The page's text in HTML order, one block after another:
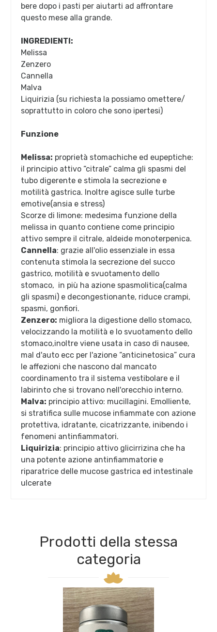
bere dopo i pasti per aiutarti ad affrontare
questo mese alla grande.
INGREDIENTI:
Melissa
Zenzero
Cannella
Malva
Liquirizia (su richiesta la possiamo omettere/
soprattutto in coloro che sono ipertesi)
Funzione
Melissa: proprietà stomachiche ed eupeptiche:
il principio attivo “citrale” calma gli spasmi del
tubo digerente e stimola la secrezione e
motilità gastrica. Inoltre agisce sulle turbe
emotive(ansia e stress)
Scorze di limone: medesima funzione della
melissa in quanto contiene come principio
attivo sempre il citrale, aldeide monoterpenica.
Cannella: grazie all'olio essenziale in essa
contenuta stimola la secrezione del succo
gastrico, motilità e svuotamento dello
stomaco, in più ha azione spasmolitica(calma
gli spasmi) e decongestionante, riduce crampi,
spasmi, gonfiori.
Zenzero: migliora la digestione dello stomaco,
velocizzando la motilità e lo svuotamento dello
stomaco,inoltre viene usata in caso di nausee,
mal d'auto ecc per l'azione “anticinetosica” cura
le affezioni che nascono dal mancato
coordinamento tra il sistema vestibolare e il
labirinto che si trovano nell'orecchio interno.
Malva: principio attivo: mucillagini. Emolliente,
si stratifica sulle mucose infiammate con azione
protettiva, idratante, cicatrizzante, inibendo i
fenomeni antinfiammatori.
Liquirizia: principio attivo glicirrizina che ha
una potente azione antinfiammatorie e
riparatrice delle mucose gastrica ed intestinale
ulcerate
Prodotti della stessa
categoria